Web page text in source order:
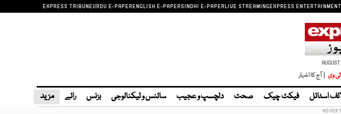
EXPRESS TRIBUNEURDU E-PAPERENGLISH E-PAPERSINDHI E-PAPERLIVE STREAMINGEXPRESS ENTERTAINMENT
ٹی وی | آج کا اخبار
اسٹائل فیکٹ چیک صحت دلچسپ و عجیب سائنس و ٹیکنالوجی بزنس رائے مزید